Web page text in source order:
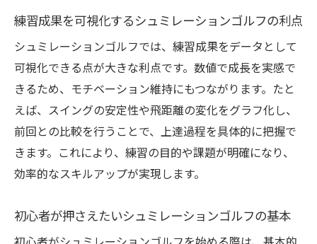
上達戦略
ゴルフシミュレーター利用で健康維持も実現
シュミレーションゴルフが健康維持に役立
つ理由
インドア練習で体力向上とスキルアップを
両立
ゴルフシミュレーターとフィットネス効果
の関係
ョンゴルフ
練習成果を可視化するシュミレーションゴルフの利点
シュミレーションゴルフでは、練習成果をデータとして
可視化できる点が大きな利点です。数値で成長を実感で
きるため、モチベーション維持にもつながります。たと
えば、スイングの安定性や飛距離の変化をグラフ化し、
前回との比較を行うことで、上達過程を具体的に把握で
きます。これにより、練習の目的や課題が明確になり、
効率的なスキルアップが実現します。
初心者が押さえたいシュミレーションゴルフの基本